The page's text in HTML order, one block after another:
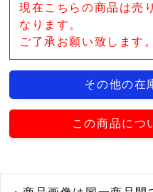
現在こちらの商品は売
なります。
ご了承お願い致します。
その他の在
この商品につ